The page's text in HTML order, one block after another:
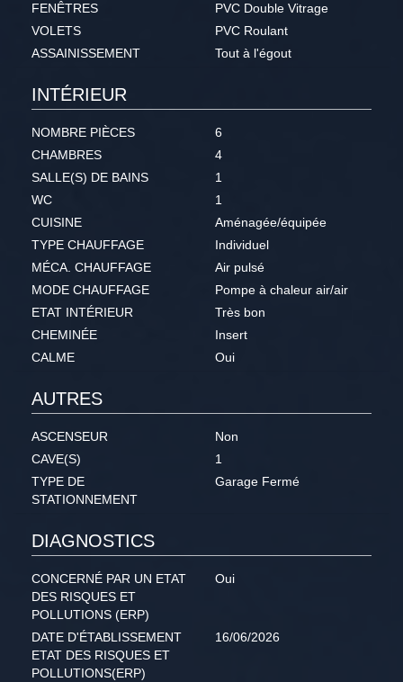
FENÊTRES
PVC Double Vitrage
VOLETS
PVC Roulant
ASSAINISSEMENT
Tout à l'égout
INTÉRIEUR
NOMBRE PIÈCES
6
CHAMBRES
4
SALLE(S) DE BAINS
1
WC
1
CUISINE
Aménagée/équipée
TYPE CHAUFFAGE
Individuel
MÉCA. CHAUFFAGE
Air pulsé
MODE CHAUFFAGE
Pompe à chaleur air/air
ETAT INTÉRIEUR
Très bon
CHEMINÉE
Insert
CALME
Oui
AUTRES
ASCENSEUR
Non
CAVE(S)
1
TYPE DE
STATIONNEMENT
Garage Fermé
DIAGNOSTICS
CONCERNÉ PAR UN ETAT
DES RISQUES ET
POLLUTIONS (ERP)
Oui
DATE D'ÉTABLISSEMENT
ETAT DES RISQUES ET
POLLUTIONS(ERP)
16/06/2026